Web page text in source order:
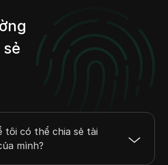
tôi có thể chia sẻ tài
mình?